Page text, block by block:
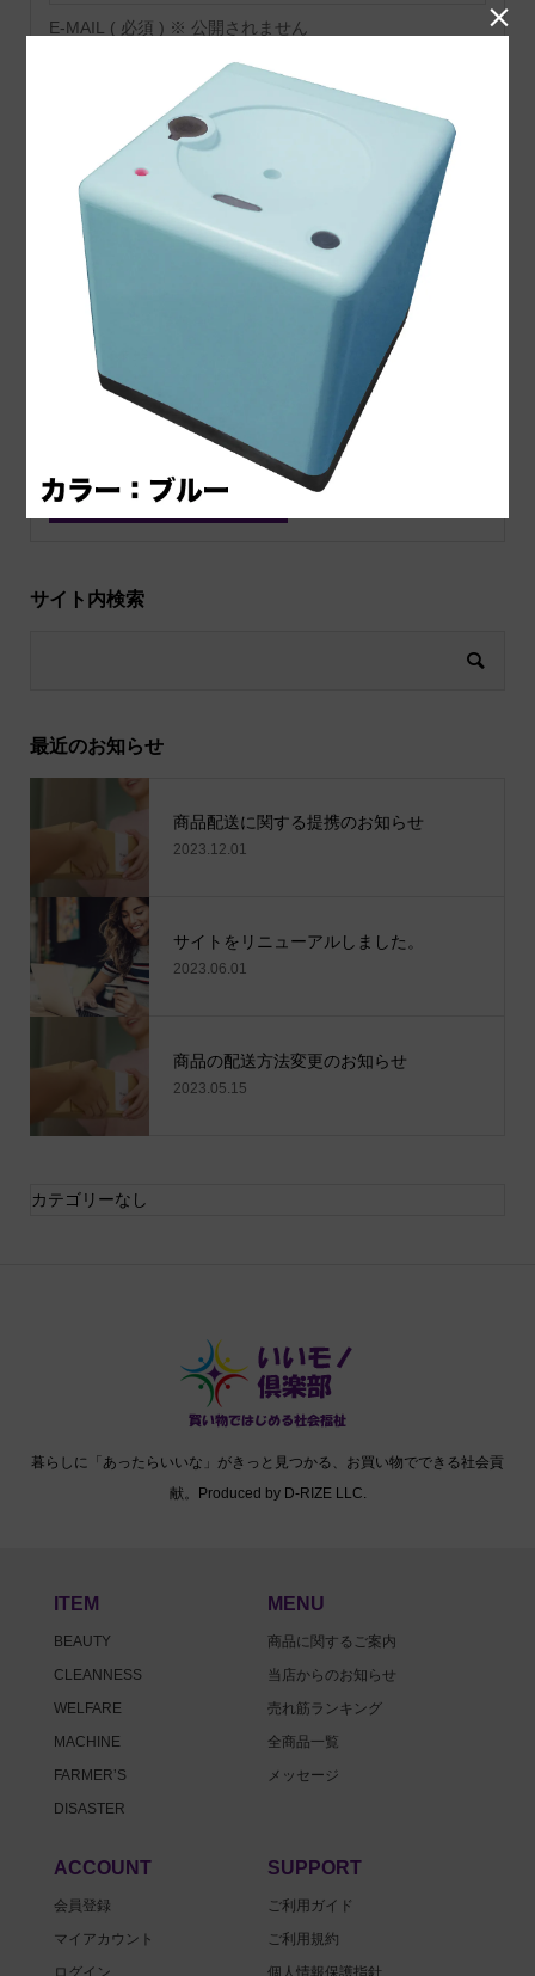
E-MAIL ( 必須 ) ※ 公開されません
上に表示された文字を入力してください。
サイト内検索
最近のお知らせ
商品配送に関する提携のお知らせ
2023.12.01
サイトをリニューアルしました。
2023.06.01
商品の配送方法変更のお知らせ
2023.05.15
カテゴリーなし
暮らしに「あったらいいな」がきっと見つかる、お買い物でできる社会貢
献。Produced by D-RIZE LLC.
ITEM
BEAUTY
CLEANNESS
WELFARE
MACHINE
FARMER’S
DISASTER
MENU
商品に関するご案内
当店からのお知らせ
売れ筋ランキング
全商品一覧
メッセージ
ACCOUNT
会員登録
マイアカウント
ログイン
SUPPORT
ご利用ガイド
ご利用規約
個人情報保護指針
